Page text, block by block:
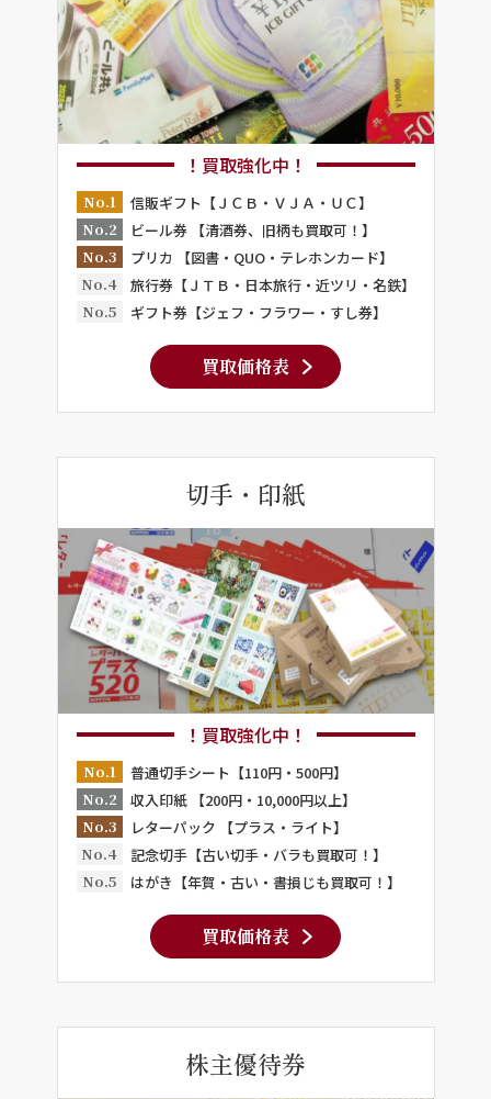
！買取強化中！
No.1
信販ギフト【ＪＣＢ・ＶＪＡ・ＵＣ】
No.2
ビール券 【清酒券、旧柄も買取可！】
No.3
プリカ 【図書・QUO・テレホンカード】
No.4
旅行券【ＪＴＢ・日本旅行・近ツリ・名鉄】
No.5
ギフト券【ジェフ・フラワー・すし券】
買取価格表
切手・印紙
！買取強化中！
No.1
普通切手シート【110円・500円】
No.2
収入印紙 【200円・10,000円以上】
No.3
レターパック 【プラス・ライト】
No.4
記念切手【古い切手・バラも買取可！】
No.5
はがき【年賀・古い・書損じも買取可！】
買取価格表
株主優待券